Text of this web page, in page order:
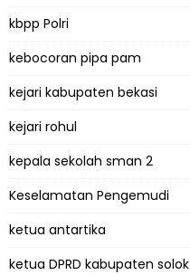
kbpp Polri
kebocoran pipa pam
kejari kabupaten bekasi
kejari rohul
kepala sekolah sman 2
Keselamatan Pengemudi
ketua antartika
ketua DPRD kabupaten solok